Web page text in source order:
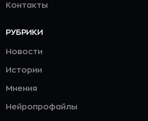
Контакты
РУБРИКИ
Новости
Истории
Мнения
Нейропрофайлы